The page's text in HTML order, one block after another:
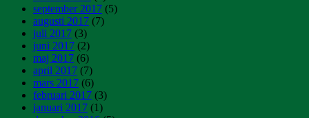
september 2017 (5)
augusti 2017 (7)
juli 2017 (3)
juni 2017 (2)
maj 2017 (6)
april 2017 (7)
mars 2017 (6)
februari 2017 (3)
januari 2017 (1)